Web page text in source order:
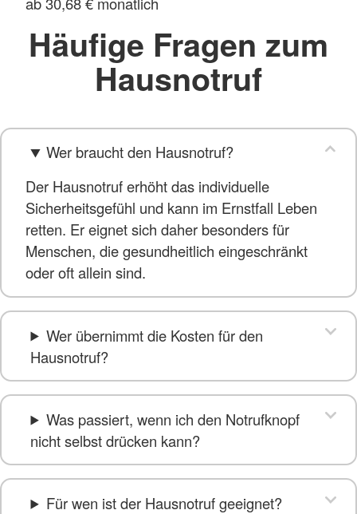
Häufige Fragen zum
Hausnotruf
Wer braucht den Hausnotruf?
Der Hausnotruf erhöht das individuelle
Sicherheitsgefühl und kann im Ernstfall Leben
retten. Er eignet sich daher besonders für
Menschen, die gesundheitlich eingeschränkt
oder oft allein sind.
Wer übernimmt die Kosten für den
Hausnotruf?
Was passiert, wenn ich den Notrufknopf
nicht selbst drücken kann?
Für wen ist der Hausnotruf geeignet?